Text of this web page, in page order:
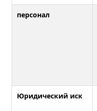
персонал
Юридический иск